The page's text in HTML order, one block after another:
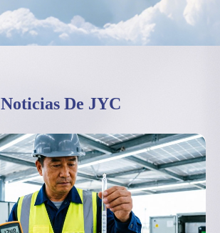
Noticias De JYC